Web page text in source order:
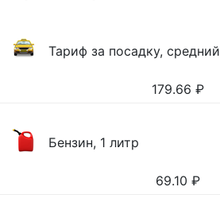
Тариф за посадку, средний
179.66 ₽
Бензин, 1 литр
69.10 ₽